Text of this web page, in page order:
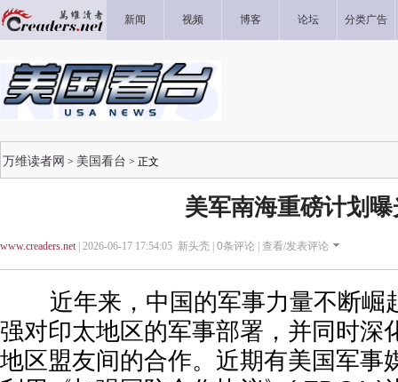
新闻 视频 博客 论坛 分类广告
万维读者网 > 美国看台 > 正文
美军南海重磅计划曝
www.creaders.net| 2026-06-17 17:54:05 新头壳 | 0条评论 | 查看/发表评论
近年来，中国的军事力量不断崛
强对印太地区的军事部署，并同时深
地区盟友间的合作。近期有美国军事